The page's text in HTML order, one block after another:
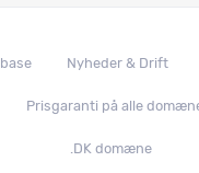
Nyheder & Drift
Prisgaranti på alle
.DK domæne